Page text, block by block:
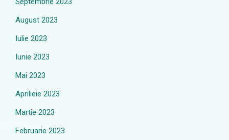
August 2023
Iulie 2023
Iunie 2023
Mai 2023
Aprilieie 2023
Martie 2023
Februarie 2023